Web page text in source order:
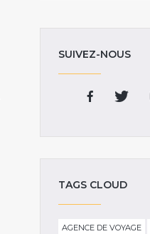
SUIVEZ-NOUS
TAGS CLOUD
AGENCE DE VOYAGE